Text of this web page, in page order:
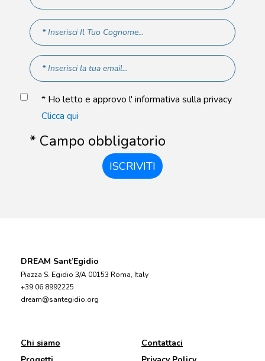
* Ho letto e approvo l' informativa sulla privacy
Clicca qui
* Campo obbligatorio
ISCRIVITI
DREAM Sant’Egidio
Piazza S. Egidio 3/A 00153 Roma, Italy
+39 06 8992225
dream@santegidio.org
Chi siamo
Contattaci